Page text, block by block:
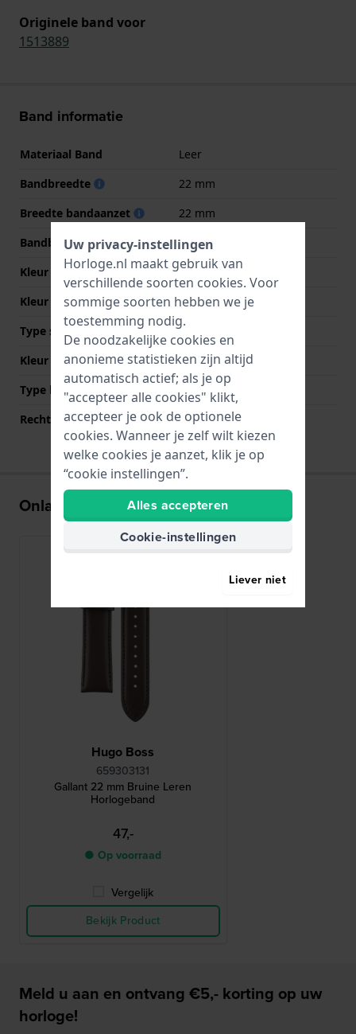
Originele band voor
1513889
Band informatie
Materiaal Band
Leer
Bandbreedte
22 mm
Breedte bandaanzet
22 mm
Bandbreedte bij sluiting
20 mm
Kleur Band
Bruin
Kleur stiksel
Bruin
Type sluiting
Gesp
Kleur sluiting
Zilver
Type bevestiging
Bandpennen
Rechte bandaanzet
Ja
Onlangs bekeken
Hugo Boss
659303131
Gallant 22 mm Bruine Leren
Horlogeband
47,-
● Op voorraad
Vergelijk
Bekijk Product
Meld u aan en ontvang €5,- korting op uw
horloge!
Uw privacy-instellingen
Horloge.nl maakt gebruik van
verschillende soorten cookies. Voor
sommige soorten hebben we je
toestemming nodig.
De noodzakelijke cookies en
anonieme statistieken zijn altijd
automatisch actief; als je op
"accepteer alle cookies" klikt,
accepteer je ook de optionele
cookies. Wanneer je zelf wilt kiezen
welke cookies je aanzet, klik je op
“cookie instellingen”.
Alles accepteren
Cookie-instellingen
Liever niet